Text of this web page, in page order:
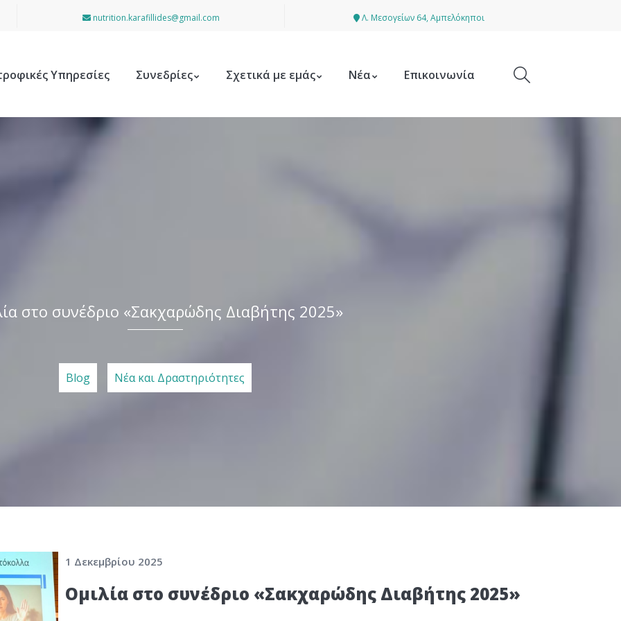
nutrition.karafillides@gmail.com Λ. Μεσογείων 64, Αμπελόκηποι
Υπηρεσίες Συνεδρίες Σχετικά με εμάς Νέα Επικοινωνία
στο συνέδριο «Σακχαρώδης Διαβήτης 2025»
Blog Νέα και Δραστηριότητες
1 Δεκεμβρίου 2025
Ομιλία στο συνέδριο «Σακχαρώδης Διαβήτης 2025»